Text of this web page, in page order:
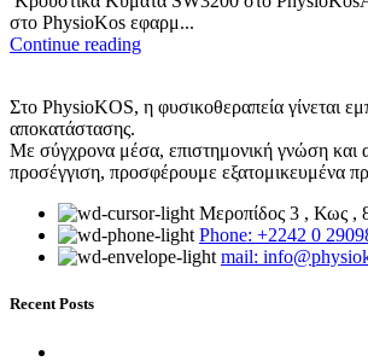
στο PhysioKos εφαρμ...
Continue reading
Στο PhysioKOS, η φυσικοθεραπεία γίνεται
αποκατάστασης.
Με σύγχρονα μέσα, επιστημονική γνώση και
προσέγγιση, προσφέρουμε εξατομικευμένα
Μεροπίδος 3 , Κως ,
Phone: +2242 0
mail:
Recent Posts